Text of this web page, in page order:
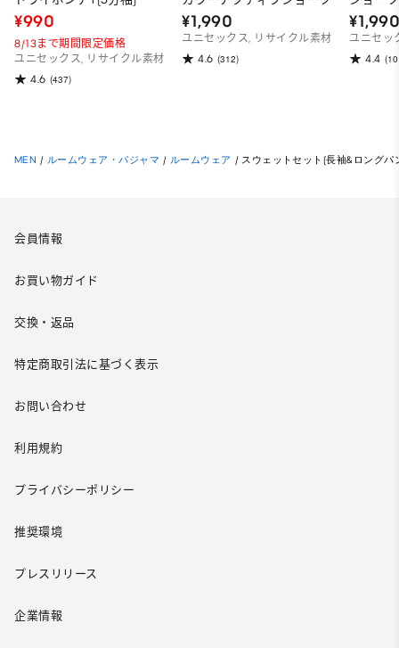
¥990
8/13まで期間限定価格
ユニセックス, リサイクル素材
4.6 (437)
¥1,990
ユニセックス, リサイクル素材
4.6 (312)
ユニセッ
4.4
MEN / ルームウェア・パジャマ / ルームウェア / スウェットセット(長袖&ロングパ
会員情報
お買い物ガイド
交換・返品
特定商取引法に基づく表示
お問い合わせ
利用規約
プライバシーポリシー
推奨環境
プレスリリース
企業情報